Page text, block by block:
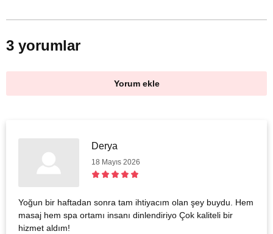
3 yorumlar
Yorum ekle
Derya
18 Mayıs 2026
Yoğun bir haftadan sonra tam ihtiyacım olan şey buydu. Hem
masaj hem spa ortamı insanı dinlendiriyo Çok kaliteli bir
hizmet aldım!